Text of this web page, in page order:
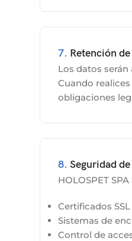
7. Retención
Los datos
Cuando
obligaciones
8. Seguridad
HOLOSPET
Certificados SSL
Sistemas de
Control de